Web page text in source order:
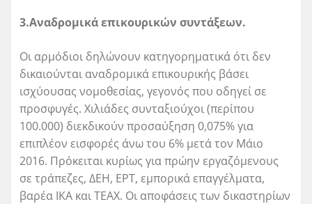
3.Αναδρομικά επικουρικών συντάξεων.
Οι αρμόδιοι δηλώνουν κατηγορηματικά ότι δεν
δικαιούνται αναδρομικά επικουρικής βάσει
ισχύουσας νομοθεσίας, γεγονός που οδηγεί σε
προσφυγές. Χιλιάδες συνταξιούχοι (περίπου
100.000) διεκδικούν προσαύξηση 0,075% για
επιπλέον εισφορές άνω του 6% μετά τον Μάιο
2016. Πρόκειται κυρίως για πρώην εργαζόμενους
σε τράπεζες, ΔΕΗ, ΕΡΤ, εμπορικά επαγγέλματα,
βαρέα ΙΚΑ και ΤΕΑΧ. Οι αποφάσεις των δικαστηρίων